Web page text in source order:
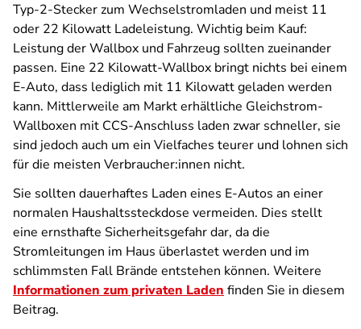
Typ-2-Stecker zum Wechselstromladen und meist 11
oder 22 Kilowatt Ladeleistung. Wichtig beim Kauf:
Leistung der Wallbox und Fahrzeug sollten zueinander
passen. Eine 22 Kilowatt-Wallbox bringt nichts bei einem
E-Auto, dass lediglich mit 11 Kilowatt geladen werden
kann. Mittlerweile am Markt erhältliche Gleichstrom-
Wallboxen mit CCS-Anschluss laden zwar schneller, sie
sind jedoch auch um ein Vielfaches teurer und lohnen sich
für die meisten Verbraucher:innen nicht.
Sie sollten dauerhaftes Laden eines E-Autos an einer
normalen Haushaltssteckdose vermeiden. Dies stellt
eine ernsthafte Sicherheitsgefahr dar, da die
Stromleitungen im Haus überlastet werden und im
schlimmsten Fall Brände entstehen können. Weitere
Informationen zum privaten Laden finden Sie in diesem
Beitrag.